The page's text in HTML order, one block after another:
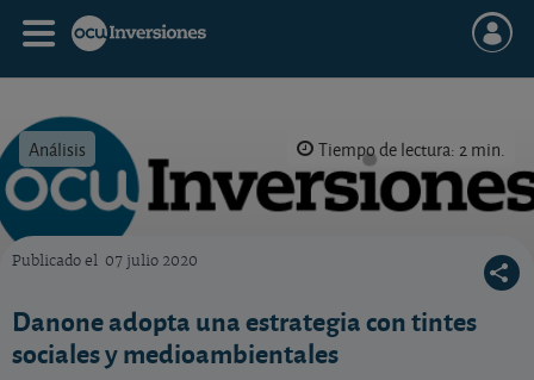
Análisis Tiempo de lectura: 2 min.
Publicado el 07 julio 2020
Danone adopta una estrategia con tintes
sociales y medioambientales